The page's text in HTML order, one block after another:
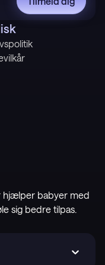
hjælper babyer med
sig bedre tilpas.